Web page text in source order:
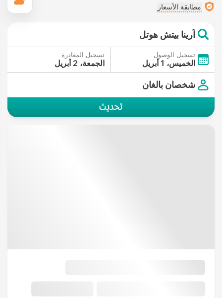
مطابقة الأسعار
آرينا بيتش هوتل
تسجيل الوصول
الخميس، 1 أبريل
تسجيل المغادرة
الجمعة، 2 أبريل
شخصان بالغان
تحديث